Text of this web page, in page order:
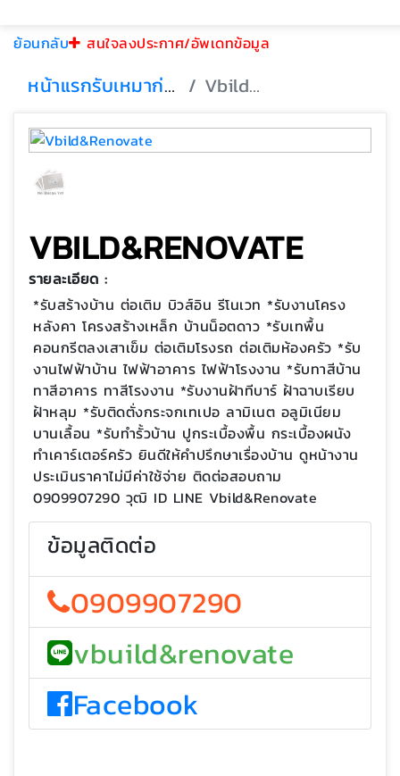
ย้อนกลับ สนใจลงประกาศ/อัพเดทข้อมูล
หน้าแรก รับเหมาก่อสร้าง Vbild&Renovate
VBILD&RENOVATE
รายละเอียด :
*รับสร้างบ้าน ต่อเติม บิวส์อิน รีโนเวท *รับงานโครง
หลังคา โครงสร้างเหล็ก บ้านน็อตดาว *รับเทพื้น
คอนกรีตลงเสาเข็ม ต่อเติมโรงรถ ต่อเติมห้องครัว *รับ
งานไฟฟ้าบ้าน ไฟฟ้าอาคาร ไฟฟ้าโรงงาน *รับทาสีบ้าน
ทาสีอาคาร ทาสีโรงงาน *รับงานฝ้าทีบาร์ ฝ้าฉาบเรียบ
ฝ้าหลุม *รับติดตั่งกระจกเทเปอ ลามิเนต อลูมิเนียม
บานเลื้อน *รับทำรั้วบ้าน ปูกระเบื้องพื้น กระเบื้องผนัง
ทำเคาร์เตอร์ครัว ยินดีให้คำปรึกษาเรื่องบ้าน ดูหน้างาน
ประเมินราคาไม่มีค่าใช้จ่าย ติดต่อสอบถาม
0909907290 วุฒิ ID LINE Vbild&Renovate
ข้อมูลติดต่อ
0909907290
vbuild&renovate
Facebook